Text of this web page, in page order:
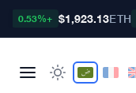
ETH
$1,923.13
+0.53%